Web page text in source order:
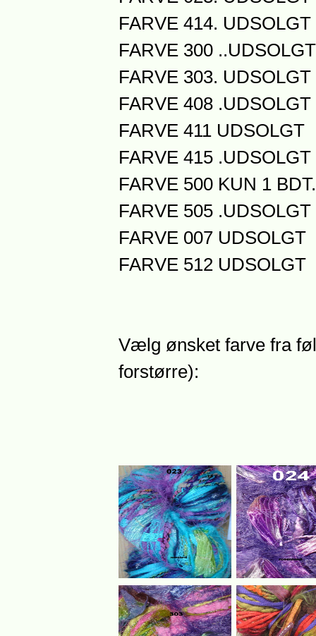
FARVE 414. UDSOLGT
FARVE 300 ..UDSOLGT
FARVE 303. UDSOLGT
FARVE 408 .UDSOLGT
FARVE 411 UDSOLGT
FARVE 415 .UDSOLGT
FARVE 500 KUN 1
FARVE 505 .UDSOLGT
FARVE 007 UDSOLGT
FARVE 512 UDSOLGT
Vælg ønsket farve fra
forstørre):